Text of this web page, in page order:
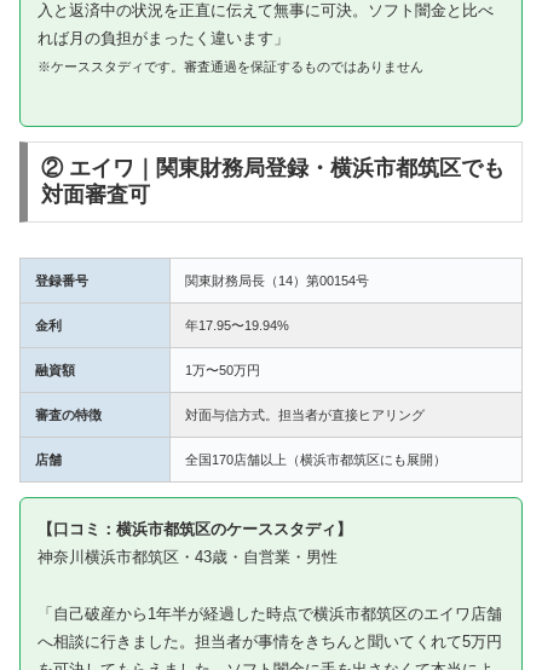
入と返済中の状況を正直に伝えて無事に可決。ソフト闇金と比べ
れば月の負担がまったく違います」
※ケーススタディです。審査通過を保証するものではありません
② エイワ｜関東財務局登録・横浜市都筑区でも
対面審査可
登録番号 関東財務局長（14）第00154号
金利 年17.95〜19.94%
融資額 1万〜50万円
審査の特徴 対面与信方式。担当者が直接ヒアリング
店舗 全国170店舗以上（横浜市都筑区にも展開）
【口コミ：横浜市都筑区のケーススタディ】
神奈川横浜市都筑区・43歳・自営業・男性
「自己破産から1年半が経過した時点で横浜市都筑区のエイワ店舗
へ相談に行きました。担当者が事情をきちんと聞いてくれて5万円